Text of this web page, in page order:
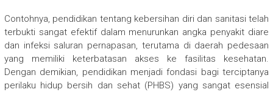
Contohnya, pendidikan tentang kebersihan diri dan sanitasi telah
terbukti sangat efektif dalam menurunkan angka penyakit diare
dan infeksi saluran pernapasan, terutama di daerah pedesaan
yang memiliki keterbatasan akses ke fasilitas kesehatan.
Dengan demikian, pendidikan menjadi fondasi bagi terciptanya
perilaku hidup bersih dan sehat (PHBS) yang sangat esensial